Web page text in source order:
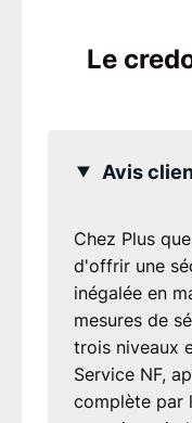
Le
Avis
Chez Plus
d'offrir une
inégalée en
mesures de
trois niveaux
Service NF,
complète par